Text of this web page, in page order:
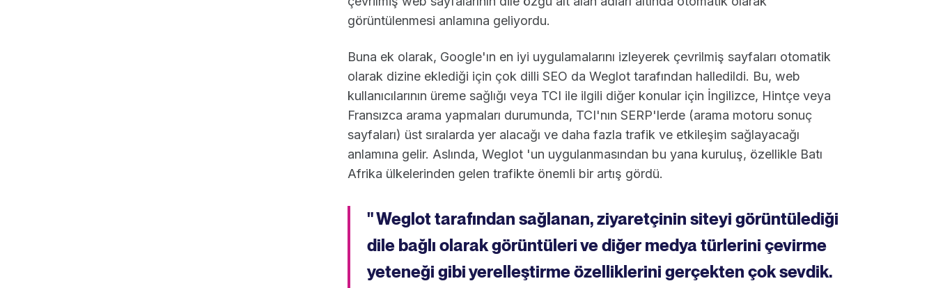
görüntülenmesi anlamına geliyordu.
Buna ek olarak, Google'ın en iyi uygulamalarını izleyerek çevrilmiş sayfaları otomatik
olarak dizine eklediği için çok dilli SEO da Weglot tarafından halledildi. Bu, web
kullanıcılarının üreme sağlığı veya TCI ile ilgili diğer konular için İngilizce, Hintçe veya
Fransızca arama yapmaları durumunda, TCI'nın SERP'lerde (arama motoru sonuç
sayfaları) üst sıralarda yer alacağı ve daha fazla trafik ve etkileşim sağlayacağı
anlamına gelir. Aslında, Weglot 'un uygulanmasından bu yana kuruluş, özellikle Batı
Afrika ülkelerinden gelen trafikte önemli bir artış gördü.
" Weglot tarafından sağlanan, ziyaretçinin siteyi görüntülediği
dile bağlı olarak görüntüleri ve diğer medya türlerini çevirme
yeteneği gibi yerelleştirme özelliklerini gerçekten çok sevdik.